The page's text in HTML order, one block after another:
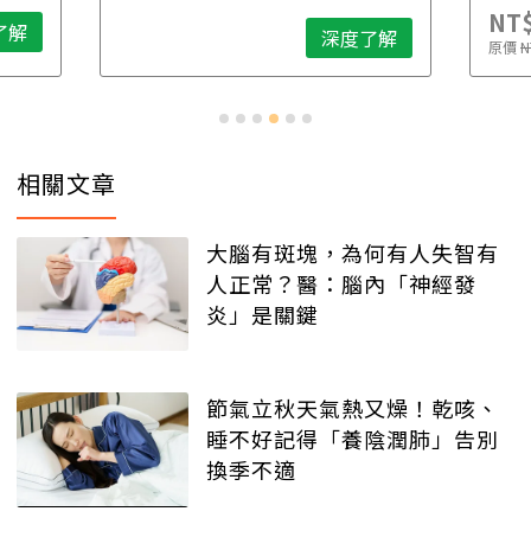
解
深度了解
原價
相關文章
大腦有斑塊，為何有人失智有
人正常？醫：腦內「神經發
炎」是關鍵
節氣立秋天氣熱又燥！乾咳、
睡不好記得「養陰潤肺」告別
換季不適